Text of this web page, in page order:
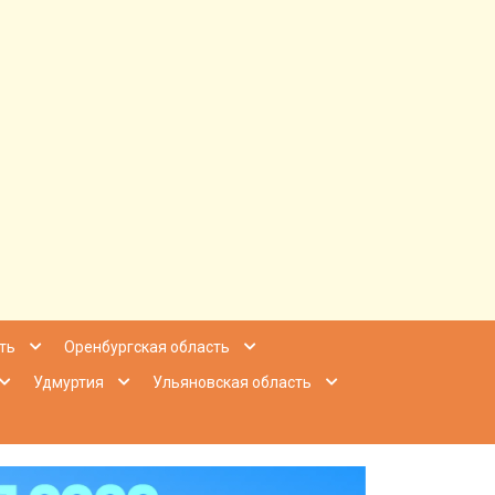
Приволжье
Оренбургская область
Удмуртия
Ульяновская область